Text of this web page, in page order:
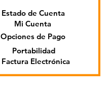
Estado de Cuenta
Mi Cuenta
Opciones de Pago
Portabilidad
Factura Electrónica